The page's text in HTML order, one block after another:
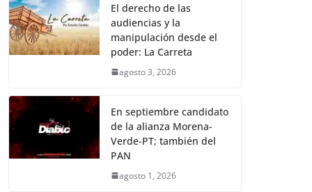
El derecho de las
audiencias y la
manipulación desde el
poder: La Carreta
agosto 3, 2026
En septiembre candidato
de la alianza Morena-
Verde-PT; también del
PAN
agosto 1, 2026